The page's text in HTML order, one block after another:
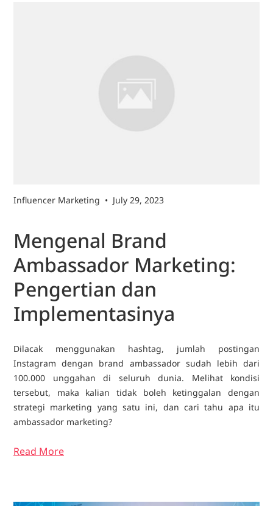
Influencer Marketing • July 29, 2023
Mengenal Brand
Ambassador Marketing:
Pengertian dan
Implementasinya
Dilacak menggunakan hashtag, jumlah postingan
Instagram dengan brand ambassador sudah lebih dari
100.000 unggahan di seluruh dunia. Melihat kondisi
tersebut, maka kalian tidak boleh ketinggalan dengan
strategi marketing yang satu ini, dan cari tahu apa itu
ambassador marketing?
Read More